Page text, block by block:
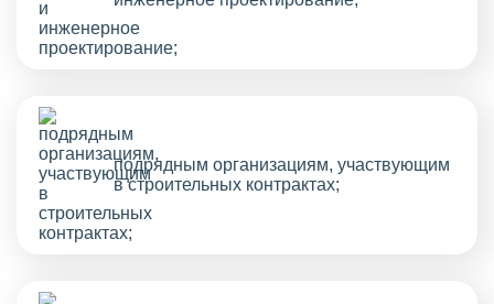
подрядным организациям, участвующим
в строительных контрактах;